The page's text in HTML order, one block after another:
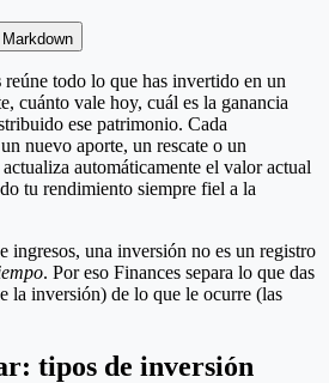
reúne todo lo que has invertido en un
cuánto vale hoy, cuál es la ganancia
ese patrimonio. Cada
nuevo aporte, un rescate o un
automáticamente el valor actual
tu rendimiento siempre fiel a la
ingresos, una inversión no es un registro
. Por eso Finances separa lo que das
la inversión) de lo que le ocurre (las
tipos de inversión